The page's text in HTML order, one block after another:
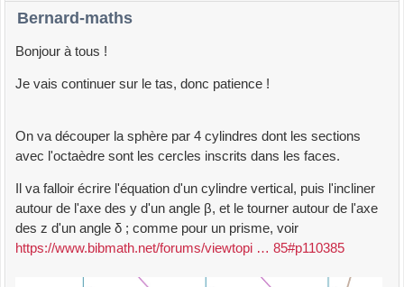
Bernard-maths
Bonjour à tous !
Je vais continuer sur le tas, donc patience !
On va découper la sphère par 4 cylindres dont les sections
avec l'octaèdre sont les cercles inscrits dans les faces.
Il va falloir écrire l'équation d'un cylindre vertical, puis l'incliner
autour de l'axe des y d'un angle β, et le tourner autour de l'axe
des z d'un angle δ ; comme pour un prisme, voir
https://www.bibmath.net/forums/viewtopi … 85#p110385